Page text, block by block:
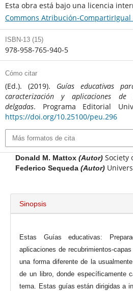
Esta obra está bajo una licencia
Commons Atribución-CompartirIgual
ISBN-13 (15)
978-958-765-940-5
Cómo citar
(Ed.). (2019). Guías educativas
caracterización y aplicaciones de
delgadas. Programa Editorial
https://doi.org/10.25100/peu.296
Más formatos de cita
Donald M. Mattox (Autor) Society
Federico Sequeda (Autor)
Sinopsis
Estas Guías educativas:
aplicaciones de recubrimientos-
una forma diferente de la
de un libro, donde específicamente
tema. Estas guías están dirigidas a